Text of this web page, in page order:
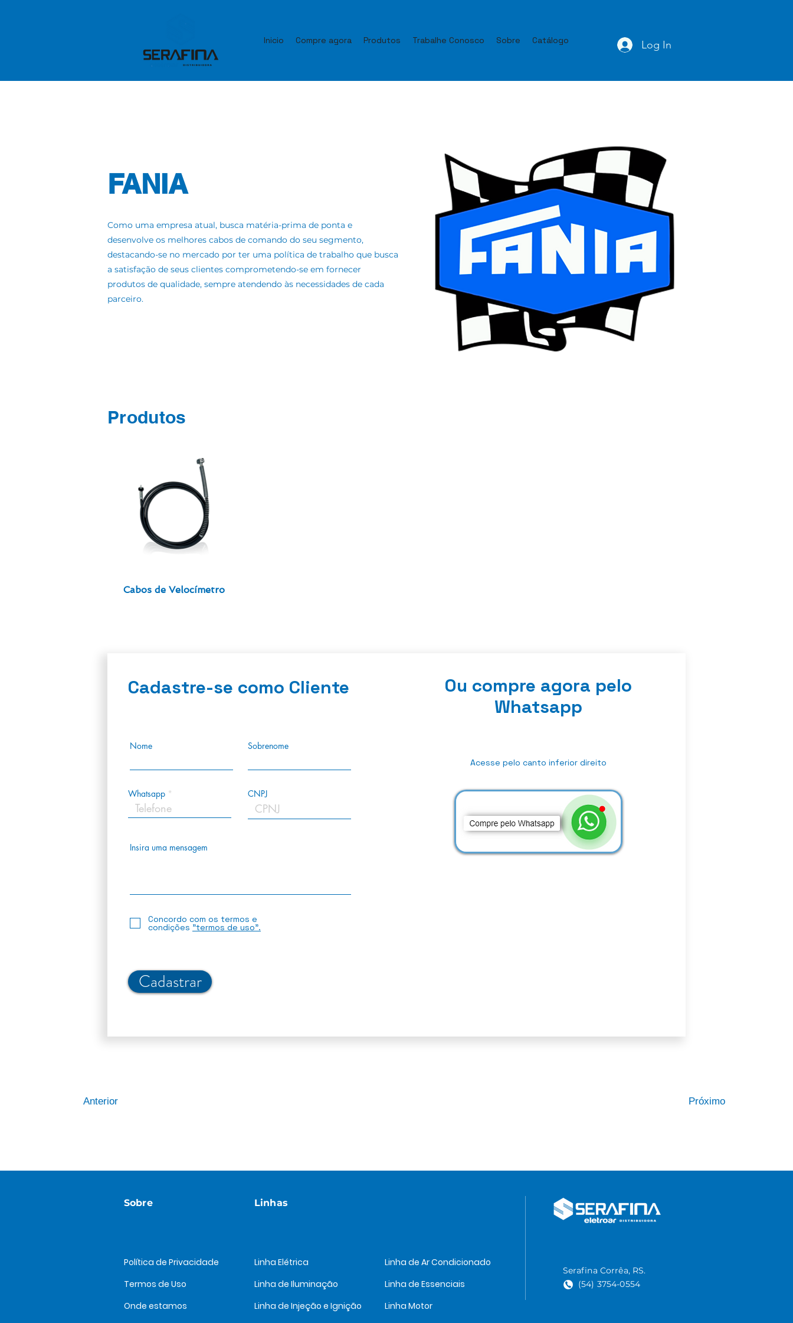
Inicio Compre agora Produtos Trabalhe Conosco Sobre Catálogo Log In
FANIA
Como uma empresa atual, busca matéria-prima de ponta e
desenvolve os melhores cabos de comando do seu segmento,
destacando-se no mercado por ter uma política de trabalho que busca
a satisfação de seus clientes comprometendo-se em fornecer
produtos de qualidade, sempre atendendo às necessidades de cada
parceiro.
Produtos
Cabos de Velocímetro
Cadastre-se como Cliente
Nome Sobrenome
Whatsapp CNPJ
Insira uma mensagem
Ou compre agora pelo
Whatsapp
Acesse pelo canto inferior direito
Concordo com os termos e
condições "termos de uso".
Cadastrar
Anterior Próximo
Sobre
Política de Privacidade
Termos de Uso
Onde estamos
Linhas
Linha Elétrica
Linha de Iluminação
Linha de Injeção e Ignição
Linha de Ar Condicionado
Linha de Essenciais
Linha Motor
Serafina Corrêa, RS.
(54) 3754-0554